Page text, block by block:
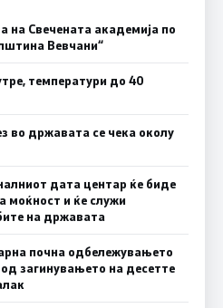
на Свечената академија по
Вевчани“
температури до 40
во државата се чека околу
дата центар ќе биде
моќност и ќе служи
на државата
почна одбележувањето
загинувањето на десетте